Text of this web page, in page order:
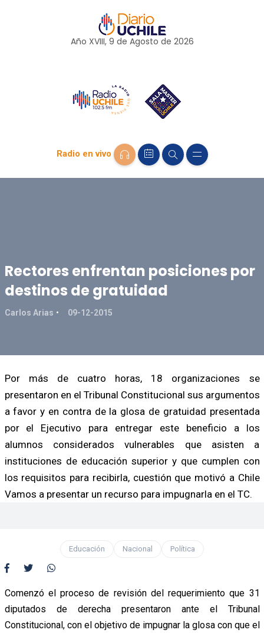
Año XVIII, 9 de Agosto de 2026
Radio en vivo
Rectores enfrentan posiciones por
destinos de gratuidad
Carlos Arias 09-12-2015
Por más de cuatro horas, 18 organizaciones se
presentaron en el Tribunal Constitucional sus argumentos
a favor y en contra de la glosa de gratuidad presentada
por el Ejecutivo para entregar este beneficio a los
alumnos considerados vulnerables que asisten a
instituciones de educación superior y que cumplen con
los requisitos para recibirla, cuestión que motivó a Chile
Vamos a presentar un recurso para impugnarla en el TC.
Educación Nacional Política
Comenzó el proceso de revisión del requerimiento que 31
diputados de derecha presentaron ante el Tribunal
Constitucional, con el objetivo de impugnar la glosa con que el